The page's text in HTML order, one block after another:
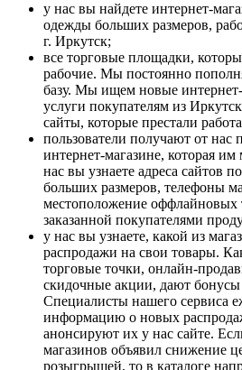
у нас вы найдете интернет-
одежды больших размеров,
г. Иркутск;
все торговые площадки,
рабочие. Мы постоянно
базу. Мы ищем новые
услуги покупателям из
сайты, которые престали
пользователи получают от
интернет-магазине, которая
нас вы узнаете адреса сайтов
больших размеров, телефоны
местоположение оффлайновых
заказанной покупателями
у нас вы узнаете, какой из
распродажи на свои товары.
торговые точки, онлайн-
скидочные акции, дают бонусы
Специалисты нашего сервиса
информацию о новых
анонсируют их у нас сайте.
магазинов объявил снижение
розыгрышей, то в каталоге